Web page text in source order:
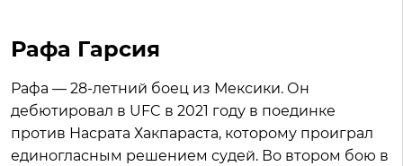
Рафа Гарсия
Рафа — 28-летний боец из Мексики. Он
дебютировал в UFC в 2021 году в поединке
против Насрата Хакпараста, которому проиграл
единогласным решением судей. Во втором бою в